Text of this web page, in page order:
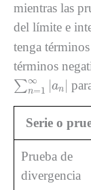
mientras las
del límite e
tenga
términos
∑∞
n=1 |an |
∑n= ∞ n
Serie o
Prueba de
divergencia